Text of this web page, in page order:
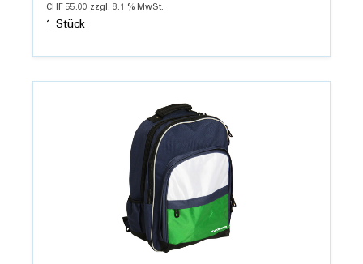
CHF 55.00 zzgl. 8.1 % MwSt.
1 Stück
Details